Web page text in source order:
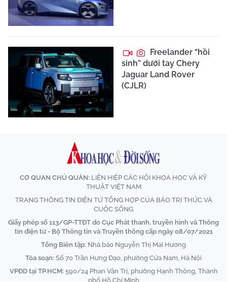
Freelander “hồi
sinh” dưới tay Chery
Jaguar Land Rover
(CJLR)
CƠ QUAN CHỦ QUẢN: LIÊN HIỆP CÁC HỘI KHOA HỌC VÀ KỸ
THUẬT VIỆT NAM
TRANG THÔNG TIN ĐIỆN TỬ TỔNG HỢP CỦA BÁO TRI THỨC VÀ
CUỘC SỐNG
Giấy phép số 113/GP-TTĐT do Cục Phát thanh, truyền hình và Thông
tin điện tử - Bộ Thông tin và Truyền thông cấp ngày 08/07/2021
Tổng Biên tập: Nhà báo Nguyễn Thị Mai Hương
Tòa soạn: Số 70 Trần Hưng Đạo, phường Cửa Nam, Hà Nội
VPĐD tại TP.HCM: 590/24 Phan Văn Trị, phường Hạnh Thông, Thành
phố Hồ Chí Minh